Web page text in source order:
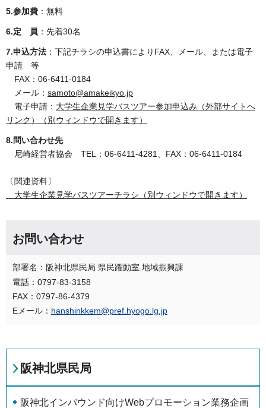
5.参加費 ：無料
6.定 員 ：先着30名
7.申込方法 ：下記チラシの申込書によりFAX、メール、または電子
申請 等
FAX：06-6411-0184
メール： samoto@amakeikyo.jp
電子申請： 大学生企業見学バスツアー参加申込み（外部サイトへ
リンク）（別ウィンドウで開きます）
8.問い合わせ先
尼崎経営者協会 TEL：06-6411-4281、FAX：06-6411-0184
〔関連資料〕
大学生企業見学バスツアーチラシ（別ウィンドウで開きます）
お問い合わせ
部署名：阪神北県民局 県民躍動室 地域振興課
電話：0797-83-3158
FAX：0797-86-4379
Eメール： hanshinkkem@pref.hyogo.lg.jp
阪神北県民局
阪神北インバウンド向けWebプロモーション業務企画